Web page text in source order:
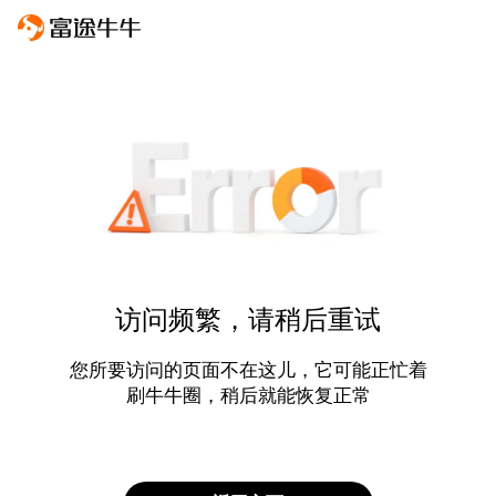
访问频繁，请稍后重试
您所要访问的页面不在这儿，它可能正忙着
刷牛牛圈，稍后就能恢复正常